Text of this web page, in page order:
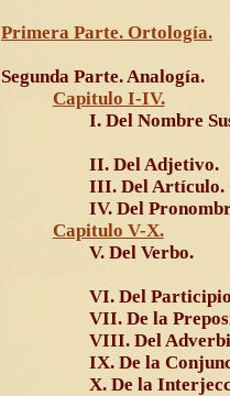
Primera Parte. Ortología.
Segunda Parte. Analogía.
Capitulo I-IV.
I. Del Nombre
II. Del Adjetivo.
III. Del Artículo.
IV. Del
Capitulo V-X.
V. Del Verbo.
VI. Del
VII. De la
VIII. Del
IX. De la
X. De la